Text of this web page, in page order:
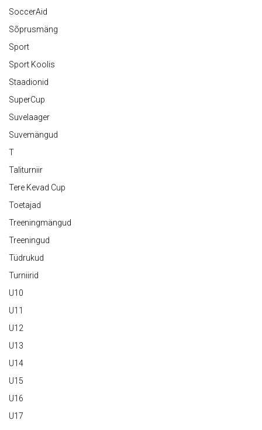
SoccerAid
Sõprusmäng
Sport
Sport Koolis
Staadionid
SuperCup
Suvelaager
Suvemängud
T
Taliturniir
Tere Kevad Cup
Toetajad
Treeningmängud
Treeningud
Tüdrukud
Turniirid
U10
U11
U12
U13
U14
U15
U16
U17